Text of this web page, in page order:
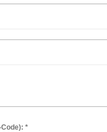
Captcha (Spam-Schutz-Code): *